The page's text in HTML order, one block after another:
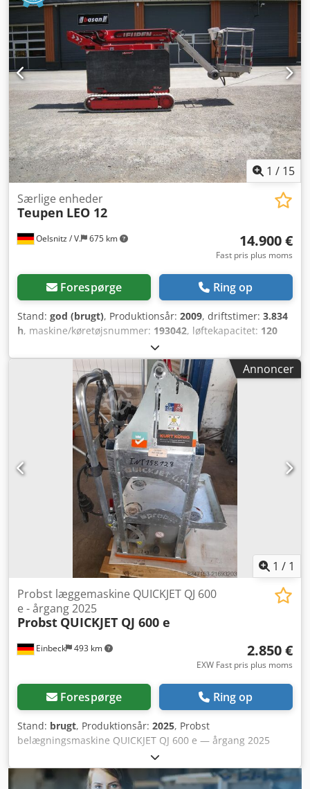
LAGER TIL SÆRPRISER Løftehøjde 5600 mm • Bærbar
pneumatisk teleskopisk materialelifter • Ideel til løft,
positionering og installation af ventilationskanaler,
loftevandssprinklere, loftsrørledninger, loftpaneler osv. •
Bruges til løft af laster med CO² eller trykluft • Høj mobilitet
takket være en udstrakt slangelængde på 4,87 m •
Betjening via håndventiler • Hurtig opsætning, ingen
værktøj nødvendig • Passer i bagagerummet på de fleste
personbiler Dcodpfxezrcvij Amxok
1 / 15
Oelsnitz / V. 675 km
Særlige enheder
Teupen LEO 12
14.900 €
Fast pris plus moms
Forespørge Ring op
Stand: god (brugt), Produktionsår: 2009, driftstimer: 3.834
h, maskine/køretøjsnummer: 193042, løftekapacitet: 120
, bygningshøjde:
produktbredde (maks.):1.780 mm, arbejdshøjde:12.000
, motortype: Benzin, producent: Teupen Dedpfx Aszhi
Annoncer
1 / 1
Einbeck 493 km
Probst læggemaskine QUICKJET QJ 600
e - årgang 2025
Probst QUICKJET QJ 600 e
2.850 €
EXW Fast pris plus moms
Forespørge Ring op
Stand: brugt, Produktionsår: 2025, Probst
belægningsmaskine QUICKJET QJ 600 e — årgang 2025
Brugt fra det professionelle udlejningssortiment hos Kurt
König Baumaschinen GmbH, Einbeck. Stand &
bemærkninger: - Stand: Brugt fra udlejning, regelmæssigt